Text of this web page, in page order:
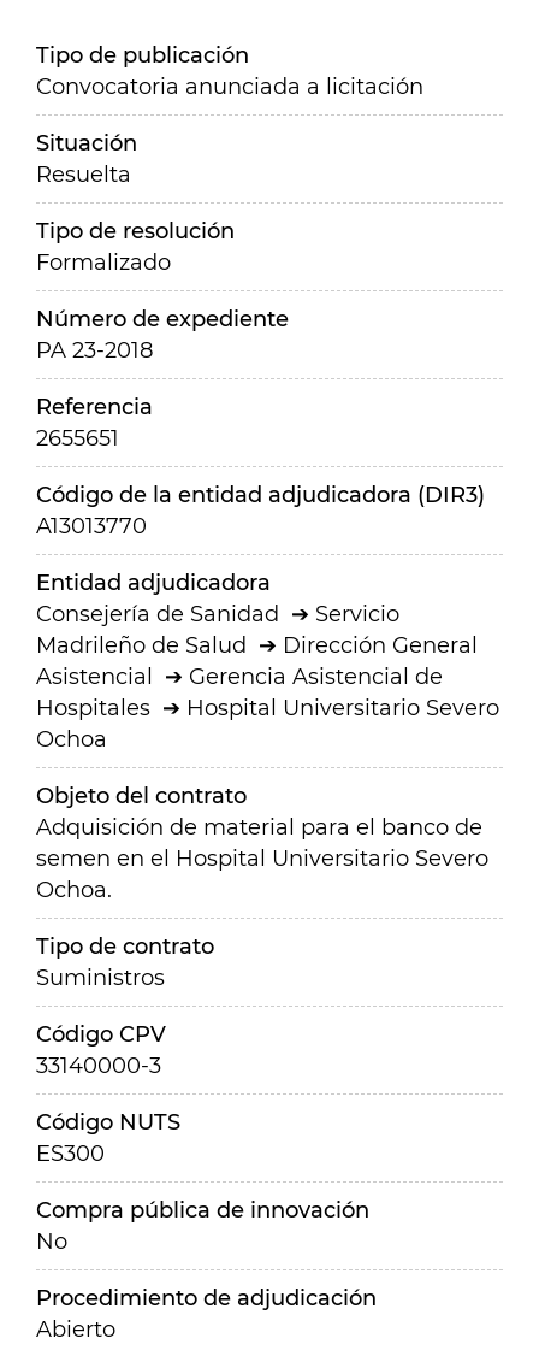
Tipo de publicación
Convocatoria anunciada a licitación
Situación
Resuelta
Tipo de resolución
Formalizado
Número de expediente
PA 23-2018
Referencia
2655651
Código de la entidad adjudicadora (DIR3)
A13013770
Entidad adjudicadora
Consejería de Sanidad
Servicio
Madrileño de Salud
Dirección General
Asistencial
Gerencia Asistencial de
Hospitales
Hospital Universitario Severo
Ochoa
Objeto del contrato
Adquisición de material para el banco de
semen en el Hospital Universitario Severo
Ochoa.
Tipo de contrato
Suministros
Código CPV
33140000-3
Código NUTS
ES300
Compra pública de innovación
No
Procedimiento de adjudicación
Abierto